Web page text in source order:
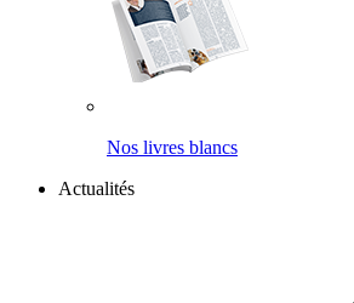
Nos livres blancs
Actualités